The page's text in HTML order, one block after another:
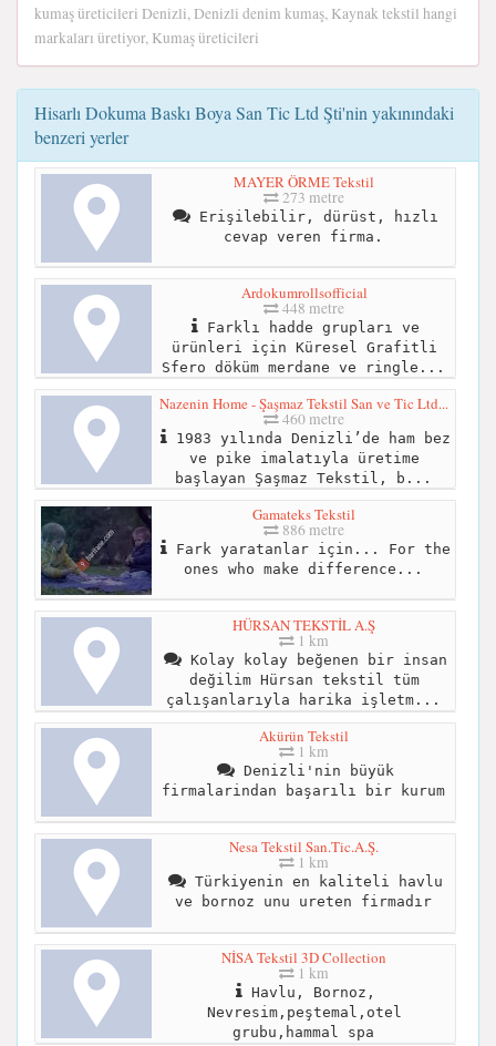
kumaş üreticileri Denizli, Denizli denim kumaş, Kaynak tekstil hangi
markaları üretiyor, Kumaş üreticileri
Hisarlı Dokuma Baskı Boya San Tic Ltd Şti'nin yakınındaki
benzeri yerler
MAYER ÖRME Tekstil
273 metre
Erişilebilir, dürüst, hızlı
cevap veren firma.
Ardokumrollsofficial
448 metre
Farklı hadde grupları ve
ürünleri için Küresel Grafitli
Sfero döküm merdane ve ringle...
Nazenin Home - Şaşmaz Tekstil San ve Tic Ltd...
460 metre
1983 yılında Denizli’de ham bez
ve pike imalatıyla üretime
başlayan Şaşmaz Tekstil, b...
Gamateks Tekstil
886 metre
Fark yaratanlar için... For the
ones who make difference...
HÜRSAN TEKSTİL A.Ş
1 km
Kolay kolay beğenen bir insan
değilim Hürsan tekstil tüm
çalışanlarıyla harika işletm...
Akürün Tekstil
1 km
Denizli'nin büyük
firmalarindan başarılı bir kurum
Nesa Tekstil San.Tic.A.Ş.
1 km
Türkiyenin en kaliteli havlu
ve bornoz unu ureten firmadır
NİSA Tekstil 3D Collection
1 km
Havlu, Bornoz,
Nevresim,peştemal,otel
grubu,hammal spa